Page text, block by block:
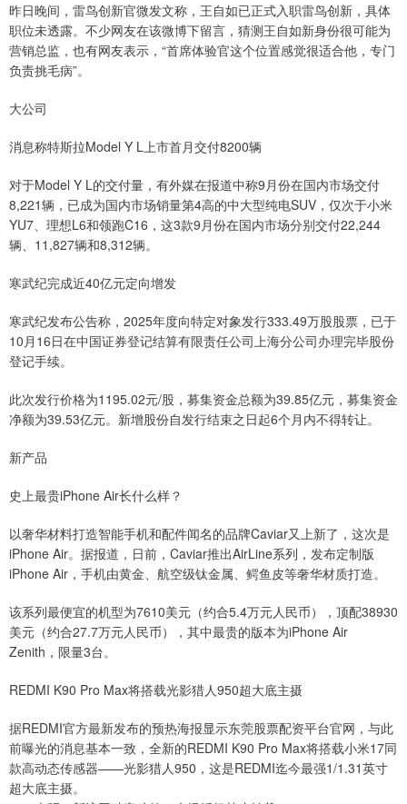
昨日晚间，雷鸟创新官微发文称，王自如已正式入职雷鸟创新，具体
职位未透露。不少网友在该微博下留言，猜测王自如新身份很可能为
营销总监，也有网友表示，“首席体验官这个位置感觉很适合他，专门
负责挑毛病”。
大公司
消息称特斯拉Model Y L上市首月交付8200辆
对于Model Y L的交付量，有外媒在报道中称9月份在国内市场交付
8,221辆，已成为国内市场销量第4高的中大型纯电SUV，仅次于小米
YU7、理想L6和领跑C16，这3款9月份在国内市场分别交付22,244
辆、11,827辆和8,312辆。
寒武纪完成近40亿元定向增发
寒武纪发布公告称，2025年度向特定对象发行333.49万股股票，已于
10月16日在中国证券登记结算有限责任公司上海分公司办理完毕股份
登记手续。
此次发行价格为1195.02元/股，募集资金总额为39.85亿元，募集资金
净额为39.53亿元。新增股份自发行结束之日起6个月内不得转让。
新产品
史上最贵iPhone Air长什么样？
以奢华材料打造智能手机和配件闻名的品牌Caviar又上新了，这次是
iPhone Air。据报道，日前，Caviar推出AirLine系列，发布定制版
iPhone Air，手机由黄金、航空级钛金属、鳄鱼皮等奢华材质打造。
该系列最便宜的机型为7610美元（约合5.4万元人民币），顶配38930
美元（约合27.7万元人民币），其中最贵的版本为iPhone Air
Zenith，限量3台。
REDMI K90 Pro Max将搭载光影猎人950超大底主摄
据REDMI官方最新发布的预热海报显示东莞股票配资平台官网，与此
前曝光的消息基本一致，全新的REDMI K90 Pro Max将搭载小米17同
款高动态传感器——光影猎人950，这是REDMI迄今最强1/1.31英寸
超大底主摄。